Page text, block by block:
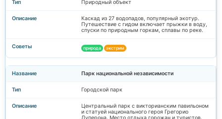
Природный объект
Каскад из 27 водопадов, популярный экотур.
Путешествие с гидом включает прыжки в воду,
спуски по природным горкам, сплавы по реке.
природа экстрим
Парк национальной независимости
Городской парк
Центральный парк с викторианским павильоном
и статуей национального героя Грегорио